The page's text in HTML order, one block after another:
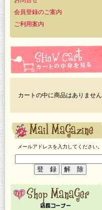
会員登録のご案内
ご利用案内
カートの中に商品はありません
メールアドレスを入力してください。